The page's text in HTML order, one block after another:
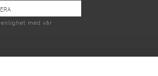
med vår